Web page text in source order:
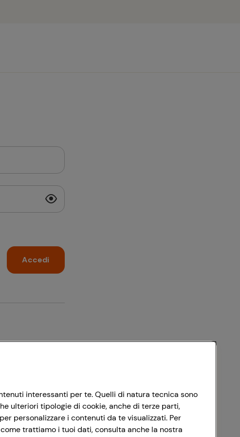
Accedi
interessanti per te. Quelli di natura tecnica sono
ulteriori tipologie di cookie, anche di terze parti,
personalizzare i contenuti da te visualizzati. Per
trattiamo i tuoi dati, consulta anche la nostra